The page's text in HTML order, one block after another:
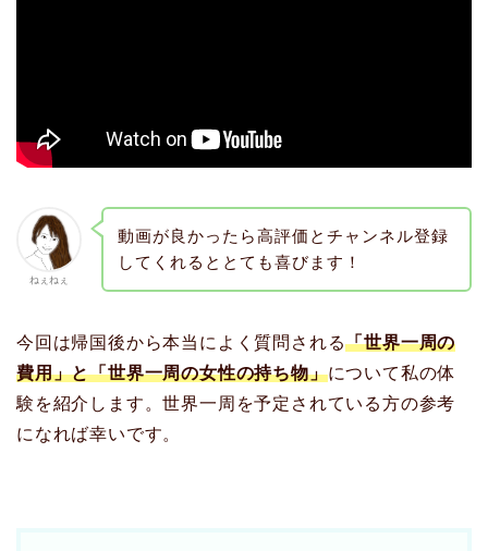
ねぇねぇ
動画が良かったら高評価とチャンネル登録
してくれるととても喜びます！
今回は帰国後から本当によく質問される「世界一周の
費用」と「世界一周の女性の持ち物」について私の体
験を紹介します。世界一周を予定されている方の参考
になれば幸いです。